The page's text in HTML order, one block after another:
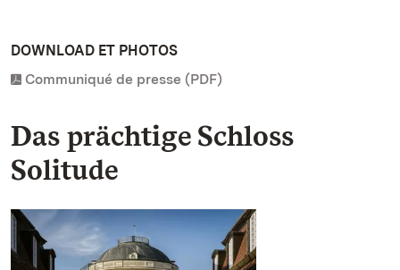
DOWNLOAD ET PHOTOS
Communiqué de presse (PDF)
Das prächtige Schloss
Solitude